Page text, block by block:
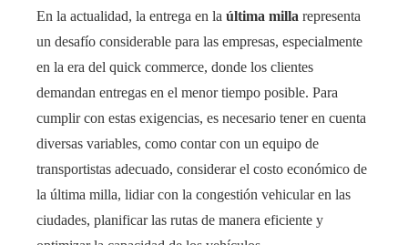
En la actualidad, la entrega en la última milla representa
un desafío considerable para las empresas, especialmente
en la era del quick commerce, donde los clientes
demandan entregas en el menor tiempo posible. Para
cumplir con estas exigencias, es necesario tener en cuenta
diversas variables, como contar con un equipo de
transportistas adecuado, considerar el costo económico de
la última milla, lidiar con la congestión vehicular en las
ciudades, planificar las rutas de manera eficiente y